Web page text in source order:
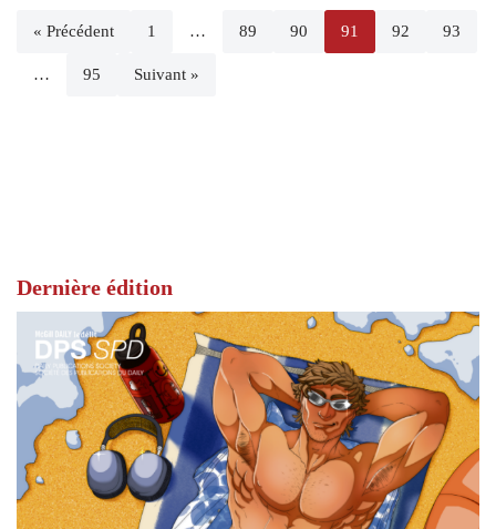
« Précédent 1 … 89 90 91 92 93
… 95 Suivant »
Dernière édition